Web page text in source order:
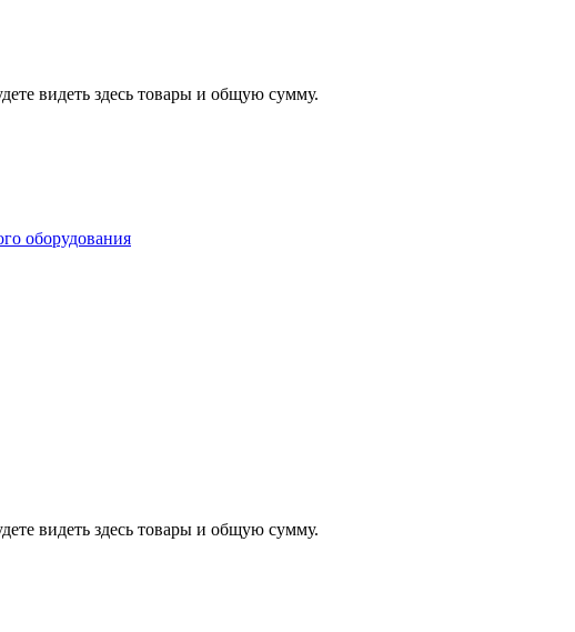
видеть здесь товары и общую сумму.
видеть здесь товары и общую сумму.